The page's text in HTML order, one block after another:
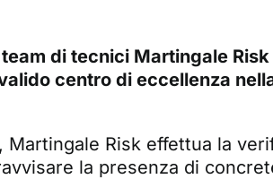
di tecnici Martingale Risk
centro di eccellenza
Risk effettua la
la presenza di